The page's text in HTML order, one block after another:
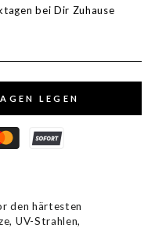
bei Dir Zuhause
LEGEN
den härtesten
UV-Strahlen,